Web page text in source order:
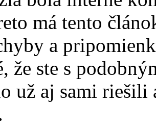
má tento
a
že ste s
už aj sami riešili